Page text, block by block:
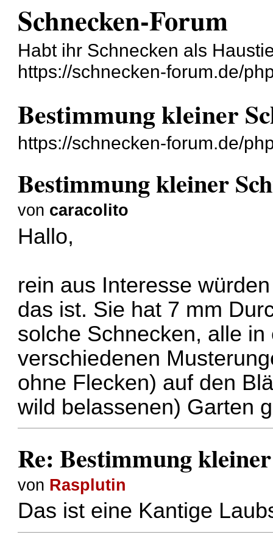
Schnecken-Forum
Habt ihr Schnecken als
https://schnecken-forum.de/
Bestimmung kleiner
https://schnecken-forum.de/
Bestimmung kleiner
von caracolito
Hallo,
rein aus Interesse
das ist. Sie hat 7 mm
solche Schnecken, alle
verschiedenen
ohne Flecken) auf den
wild belassenen) Garten
Re: Bestimmung
von Rasplutin
Das ist eine Kantige